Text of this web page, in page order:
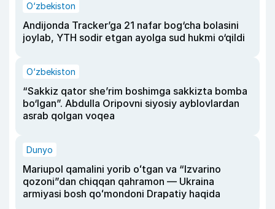
O‘zbekiston
Andijonda Tracker’ga 21 nafar bog‘cha bolasini
joylab, YTH sodir etgan ayolga sud hukmi o‘qildi
O‘zbekiston
“Sakkiz qator she’rim boshimga sakkizta bomba
bo‘lgan”. Abdulla Oripovni siyosiy ayblovlardan
asrab qolgan voqea
Dunyo
Mariupol qamalini yorib oʻtgan va “Izvarino
qozoni”dan chiqqan qahramon — Ukraina
armiyasi bosh qoʻmondoni Drapatiy haqida